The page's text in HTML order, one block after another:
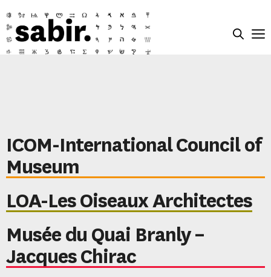
ICOM-International Council of
Museum
LOA-Les Oiseaux Architectes
Musée du Quai Branly –
Jacques Chirac